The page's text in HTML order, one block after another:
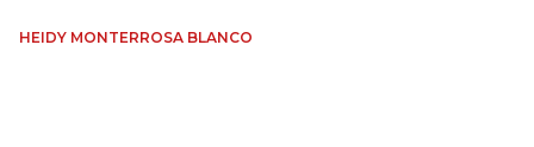
HEIDY MONTERROSA BLANCO